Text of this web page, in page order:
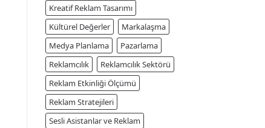
Kreatif Reklam Tasarımı
Kültürel Değerler
Markalaşma
Medya Planlama
Pazarlama
Reklamcılık
Reklamcılık Sektörü
Reklam Etkinliği Ölçümü
Reklam Stratejileri
Sesli Asistanlar ve Reklam